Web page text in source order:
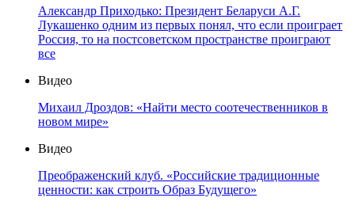
Александр Приходько: Президент Беларуси А.Г.
Лукашенко одним из первых понял, что если проиграет
Россия, то на постсоветском пространстве проиграют
все
Видео
Михаил Дроздов: «Найти место соотечественников в
новом мире»
Видео
Преображенский клуб. «Российские традиционные
ценности: как строить Образ Будущего»